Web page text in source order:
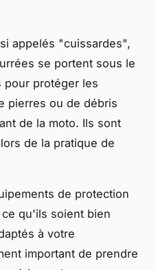
appelés "cuissardes",
se portent sous le
pour protéger les
pierres ou de débris
de la moto. Ils sont
de la pratique de
de protection
qu'ils soient bien
à votre
important de prendre